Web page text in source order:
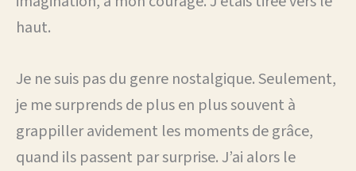
haut.
Je ne suis pas du genre nostalgique. Seulement,
je me surprends de plus en plus souvent à
grappiller avidement les moments de grâce,
quand ils passent par surprise. J’ai alors le